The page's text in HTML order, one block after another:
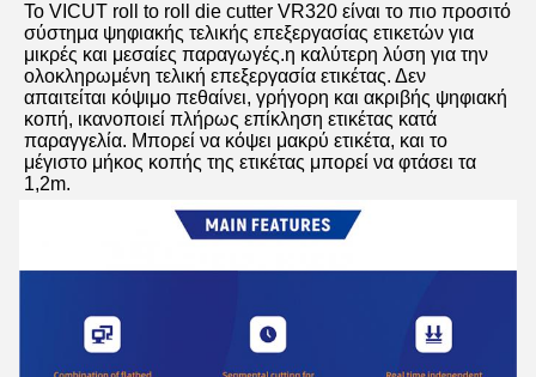
Το VICUT roll to roll die cutter VR320 είναι το πιο προσιτό
σύστημα ψηφιακής τελικής επεξεργασίας ετικετών για
μικρές και μεσαίες παραγωγές.η καλύτερη λύση για την
ολοκληρωμένη τελική επεξεργασία ετικέτας. Δεν
απαιτείται κόψιμο πεθαίνει, γρήγορη και ακριβής ψηφιακή
κοπή, ικανοποιεί πλήρως επίκληση ετικέτας κατά
παραγγελία. Μπορεί να κόψει μακρύ ετικέτα, και το
μέγιστο μήκος κοπής της ετικέτας μπορεί να φτάσει τα
1,2m.